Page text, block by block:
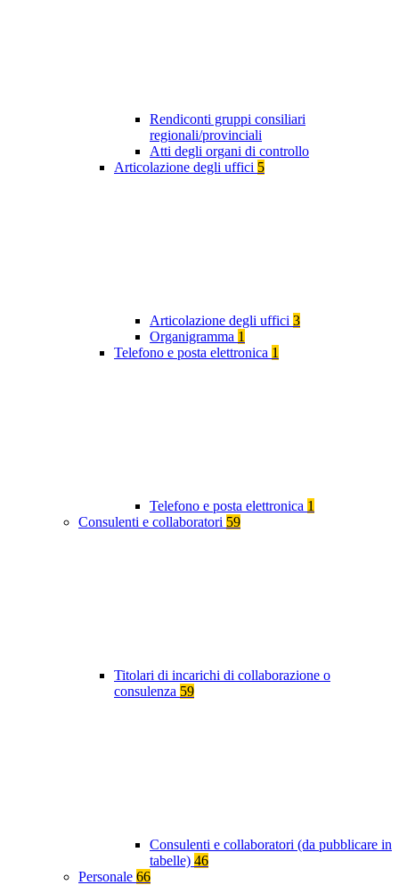
Rendiconti gruppi consiliari
regionali/provinciali
Atti degli organi di controllo
Articolazione degli uffici 5
Articolazione degli uffici 3
Organigramma 1
Telefono e posta elettronica 1
Telefono e posta elettronica 1
Consulenti e collaboratori 59
Titolari di incarichi di collaborazione o
consulenza 59
Consulenti e collaboratori (da pubblicare in
tabelle) 46
Personale 66